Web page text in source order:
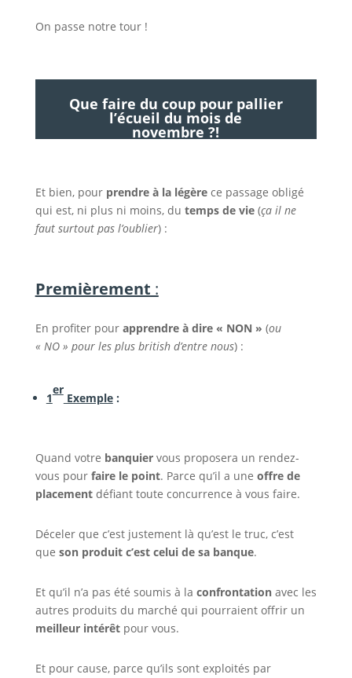
On passe notre tour !
Que faire du coup pour pallier
l’écueil du mois de
novembre ?!
Et bien, pour prendre à la légèrece passage obligé
qui est, ni plus ni moins, du temps de vie(ça il ne
faut surtout pas l’oublier) :
Premièrement :
En profiter pour apprendre à dire « NON » (ou
« NO » pour les plus british d’entre nous) :
1
er
Exemple:
Quand votre banquiervous proposera un rendez-
vous pour faire le point. Parce qu’il a une offre de
placement défiant toute concurrence à vous faire.
Déceler que c’est justement là qu’est le truc, c’est
que son produit c’est celui de sa banque.
Et qu’il n’a pas été soumis à la confrontationavec les
autres produits du marché qui pourraient offrir un
meilleur intérêt pour vous.
Et pour cause, parce qu’ils sont exploités par